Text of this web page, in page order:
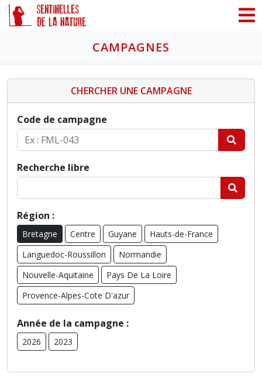
CAMPAGNES
CHERCHER UNE CAMPAGNE
Code de campagne
Recherche libre
Région :
Bretagne Centre Guyane
Hauts-de-France
Languedoc-Roussillon
Normandie
Nouvelle-Aquitaine
Pays De La Loire
Provence-Alpes-Cote D'azur
Année de la campagne :
2026 2023
Panneau de gestion des cookies